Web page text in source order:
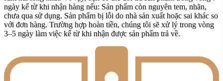
ngày kể từ khi nhận hàng nếu: Sản phẩm còn nguyên tem, nhãn,
chưa qua sử dụng. Sản phẩm bị lỗi do nhà sản xuất hoặc sai khác so
với đơn hàng. Trường hợp hoàn tiền, chúng tôi sẽ xử lý trong vòng
3–5 ngày làm việc kể từ khi nhận được sản phẩm trả về.